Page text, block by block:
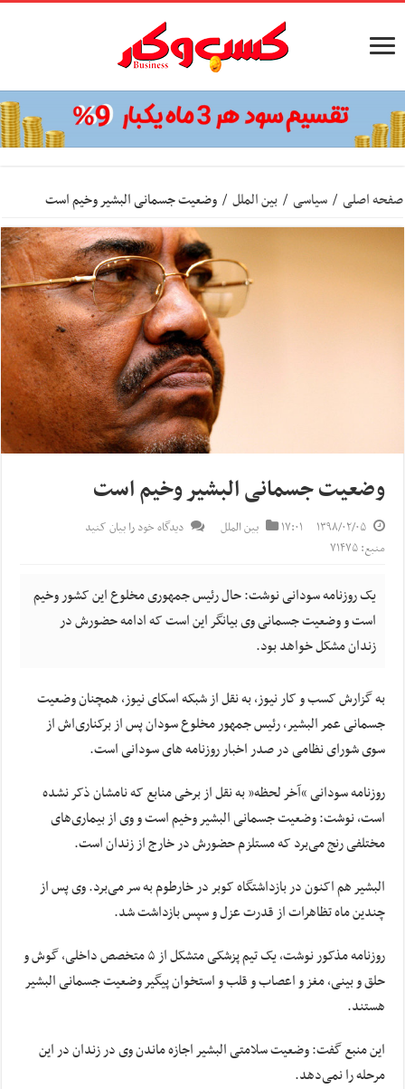
صفحه اصلی / سیاسی / بین الملل / وضعیت جسمانی البشیر وخیم است
وضعیت جسمانی البشیر وخیم است
۱۳۹۸/۰۲/۰۵ ۱۷:۰۱ بین الملل
دیدگاه خود را بیان کنید
منبع: ۷۱۴۷۵
یک روزنامه سودانی نوشت: حال رئیس جمهوری مخلوع این کشور وخیم
است و وضعیت جسمانی وی بیانگر این است که ادامه حضورش در
زندان مشکل خواهد بود.
به گزارش کسب و کار نیوز، به نقل از شبکه اسکای نیوز، همچنان وضعیت
جسمانی عمر البشیر، رئیس جمهور مخلوع سودان پس از برکناری‌اش از
سوی شورای نظامی در صدر اخبار روزنامه های سودانی است.
روزنامه سودانی “آخر لحظه” به نقل از برخی منابع که نامشان ذکر نشده
است، نوشت: وضعیت جسمانی البشیر وخیم است و وی از بیماری‌های
مختلفی رنج می‌برد که مستلزم حضورش در خارج از زندان است.
البشیر هم اکنون در بازداشتگاه کوبر در خارطوم به سر می‌برد. وی پس از
چندین ماه تظاهرات از قدرت عزل و سپس بازداشت شد.
روزنامه مذکور نوشت، یک تیم پزشکی متشکل از ۵ متخصص داخلی، گوش و
حلق و بینی، مغز و اعصاب و قلب و استخوان پیگیر وضعیت جسمانی البشیر
هستند.
این منبع گفت: وضعیت سلامتی البشیر اجازه ماندن وی در زندان در این
مرحله را نمی‌دهد.